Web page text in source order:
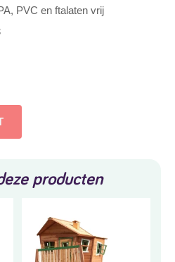
PVC en ftalaten vrij
producten